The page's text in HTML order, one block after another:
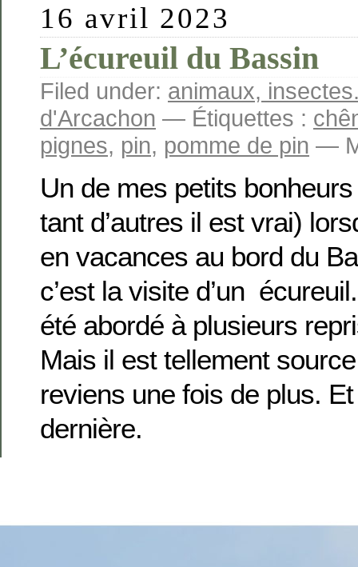
16 avril 2023
L’écureuil du Bassin
Filed under: animaux,
d'Arcachon — Étiquettes :
pignes, pin, pomme de pin —
Un de mes petits
tant d’autres il est vrai)
en vacances au bord du
c’est la visite d’un
été abordé à plusieurs
Mais il est tellement
reviens une fois de plus.
dernière.